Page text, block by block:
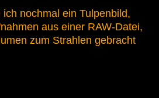
nochmal ein Tulpenbild,
aus einer RAW-Datei,
zum Strahlen gebracht